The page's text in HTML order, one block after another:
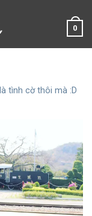
0
tình cờ thôi mà :D